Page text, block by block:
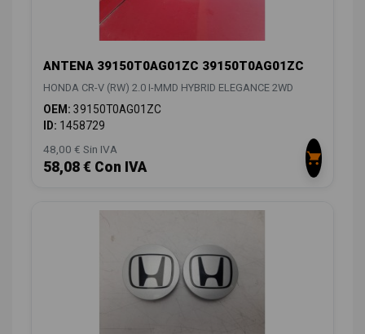
ANTENA 39150T0AG01ZC 39150T0AG01ZC
HONDA CR-V (RW) 2.0 I-MMD HYBRID ELEGANCE 2WD
OEM: 39150T0AG01ZC
ID: 1458729
48,00 € Sin IVA
58,08 € Con IVA